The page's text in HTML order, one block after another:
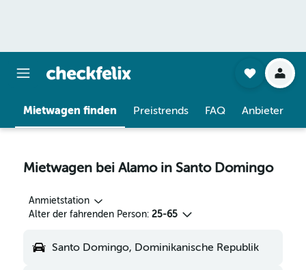
Mietwagen finden Preistrends FAQ Anbieter
Mietwagen bei Alamo in Santo Domingo
Anmietstation
Alter der fahrenden Person: 25-65
Santo Domingo, Dominikanische Republik